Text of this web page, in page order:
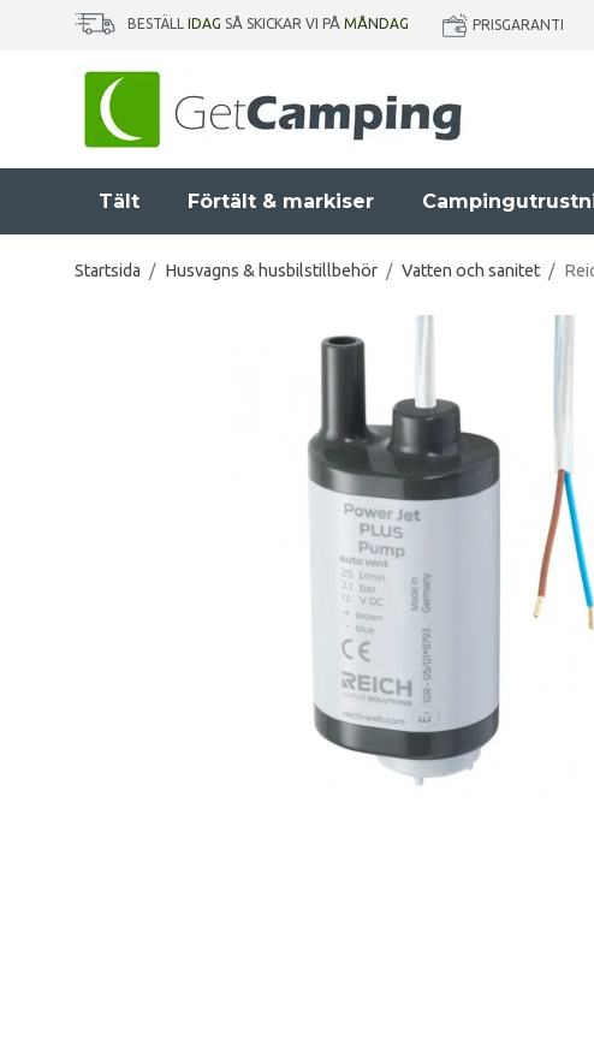
BESTÄLL IDAG SÅ SKICKAR VI PÅ MÅNDAG PRISGARANTI
Tält Förtält & markiser
Startsida / Husvagns & husbilstillbehör / Vatten och sanitet /